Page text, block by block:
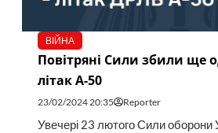
ВІЙНА
Повітряні Сили збили ще
літак А-50
23/02/2024 20:35 Reporter
Увечері 23 лютого Сили оборони